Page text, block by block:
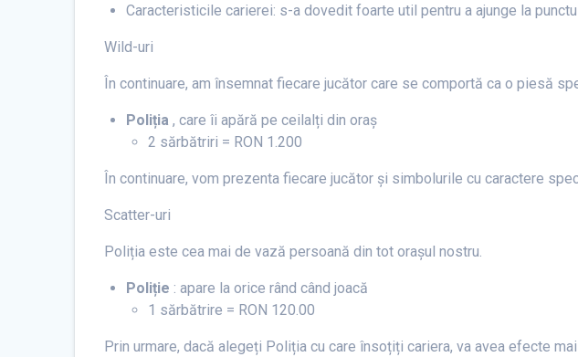
Caracteristicile carierei: s-a dovedit foarte util pentru a ajunge la
Wild-uri
În continuare, am însemnat fiecare jucător care se comportă ca o piesă
Poliția, care îi apără pe ceilalți din oraș
2 sărbătriri = RON 1.200
În continuare, vom prezenta fiecare jucător și simbolurile cu caractere
Scatter-uri
Poliția este cea mai de vază persoană din tot orașul nostru.
Poliție : apare la orice rând când joacă
1 sărbătrire = RON 120.00
Prin urmare, dacă alegeți Poliția cu care însoțiți cariera, va avea efecte